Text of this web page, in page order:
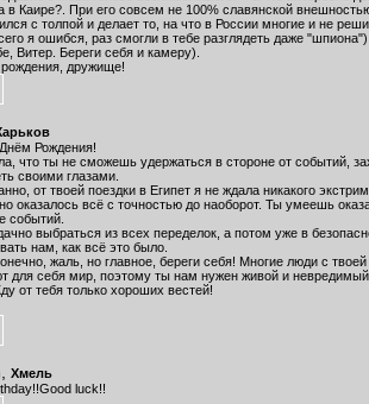
в Каире?. При его совсем не 100% славянской
с толпой и делает то, на что в России многие и не
я ошибся, раз смогли в тебе разглядеть даже
Витер. Береги себя и камеру).
дружище!
Рождения!
что ты не сможешь удержаться в стороне от событий,
своими глазами.
от твоей поездки в Египет я не ждала никакого
оказалось всё с точностью до наоборот. Ты умеешь
событий.
выбраться из всех переделок, а потом уже в
нам, как всё это было.
жаль, но главное, береги себя! Многие люди с
для себя мир, поэтому ты нам нужен живой и
от тебя только хороших вестей!
, Хмель
luck!!